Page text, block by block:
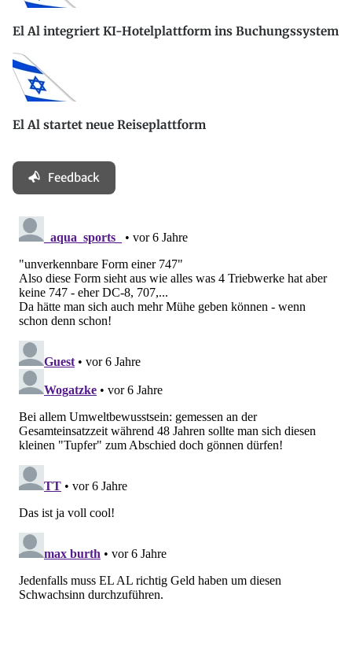
El Al integriert KI-Hotelplattform ins Buchungssystem
El Al startet neue Reiseplattform
Feedback